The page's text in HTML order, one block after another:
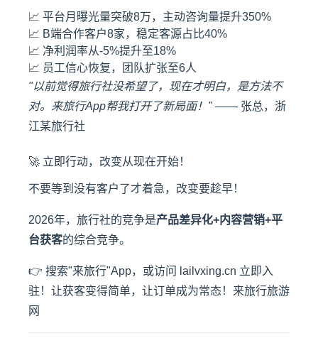
📈 平台月曝光量突破8万，主动咨询量提升350%
📈 B端合作客户8家，稳定客源占比40%
📈 净利润率从-5%提升至18%
📈 员工信心恢复，团队扩张至6人
"以前觉得旅行社没希望了，现在才明白，是方法不
对。来旅行App帮我打开了新局面！"—— 张总，浙
江某旅行社
🚀 立即行动，改变从现在开始！
不要等到没有客户了才着急，改变要趁早！
2026年，旅行社的竞争是产品差异化+内容营销+平
台获客的综合竞争。
👉 搜索"来旅行"App，或访问 lailvxing.cn 立即入
驻！让获客变得简单，让订单成为常态！来旅行旅游
网